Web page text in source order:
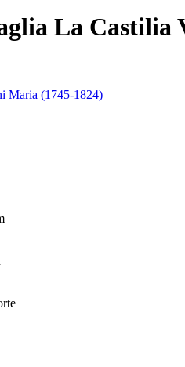
La Castilia
Maria (1745-1824)